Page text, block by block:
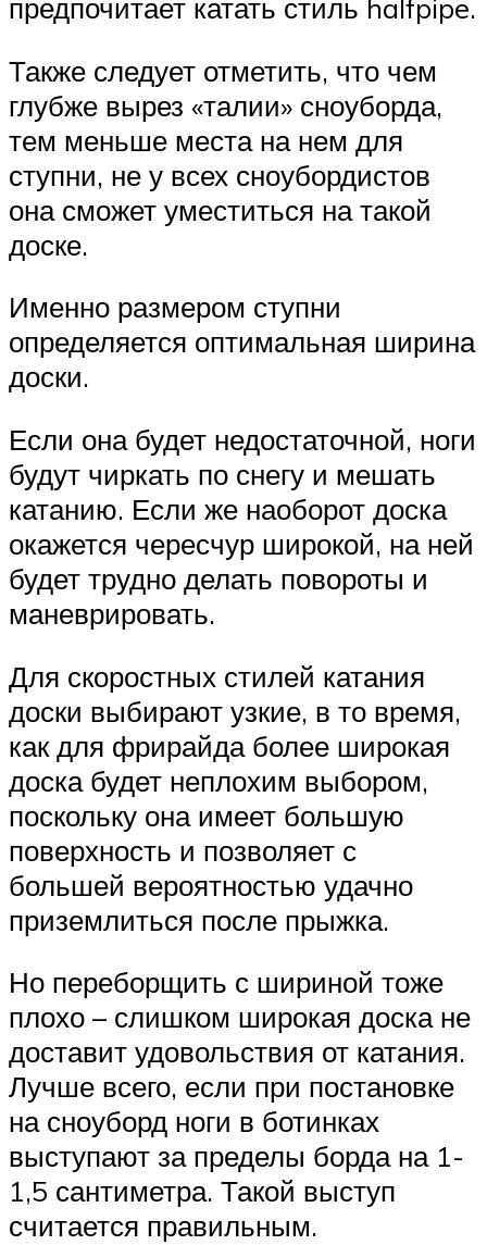
предпочитает катать стиль halfpipe.
Также следует отметить, что чем
глубже вырез «талии» сноуборда,
тем меньше места на нем для
ступни, не у всех сноубордистов
она сможет уместиться на такой
доске.
Именно размером ступни
определяется оптимальная ширина
доски.
Если она будет недостаточной, ноги
будут чиркать по снегу и мешать
катанию. Если же наоборот доска
окажется чересчур широкой, на ней
будет трудно делать повороты и
маневрировать.
Для скоростных стилей катания
доски выбирают узкие, в то время,
как для фрирайда более широкая
доска будет неплохим выбором,
поскольку она имеет большую
поверхность и позволяет с
большей вероятностью удачно
приземлиться после прыжка.
Но переборщить с шириной тоже
плохо – слишком широкая доска не
доставит удовольствия от катания.
Лучше всего, если при постановке
на сноуборд ноги в ботинках
выступают за пределы борда на 1-
1,5 сантиметра. Такой выступ
считается правильным.